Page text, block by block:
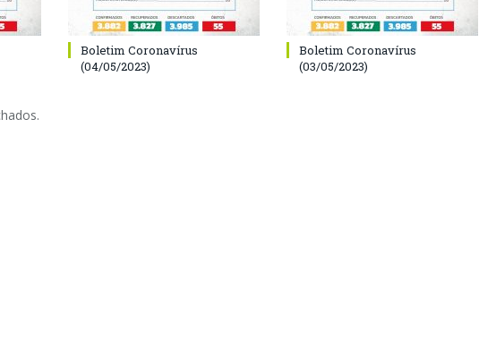
Boletim Coronavírus
(04/05/2023)
Boletim Coronavírus
(03/05/2023)